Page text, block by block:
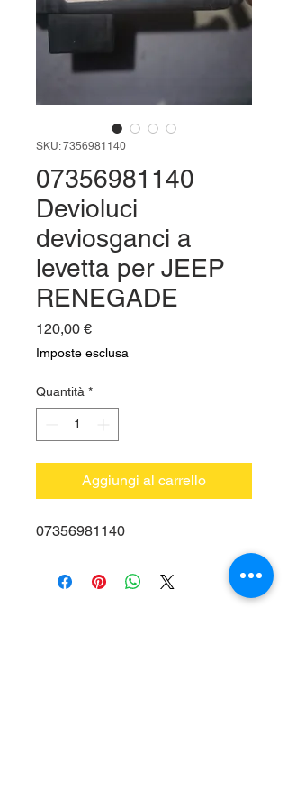
SKU: 7356981140
07356981140
Devioluci
deviosganci a
levetta per JEEP
RENEGADE
120,00 €Prezzo
Imposte esclusa
Quantità *
Aggiungi al carrello
07356981140